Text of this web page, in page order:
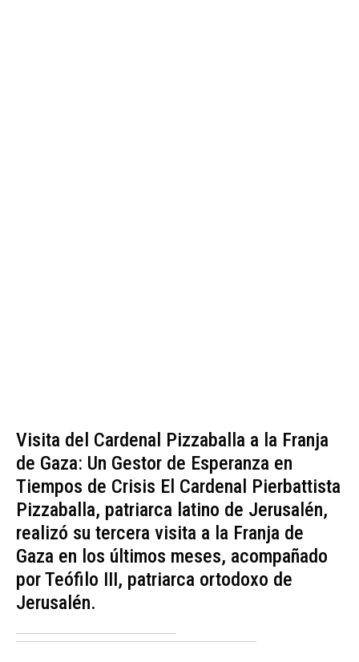
Visita del Cardenal Pizzaballa a la Franja
de Gaza: Un Gestor de Esperanza en
Tiempos de Crisis El Cardenal Pierbattista
Pizzaballa, patriarca latino de Jerusalén,
realizó su tercera visita a la Franja de
Gaza en los últimos meses, acompañado
por Teófilo III, patriarca ortodoxo de
Jerusalén.